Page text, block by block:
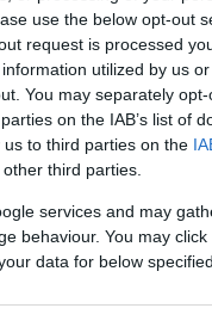
use the below opt-out
request is processed
utilized by us
You may separately
on the IAB’s list of
to third parties on the
third parties.
services and may
behaviour. You may
data for below
το κοινό την